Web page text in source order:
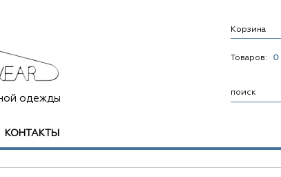
одежды
Корзина
Товаров: 0
КОНТАКТЫ